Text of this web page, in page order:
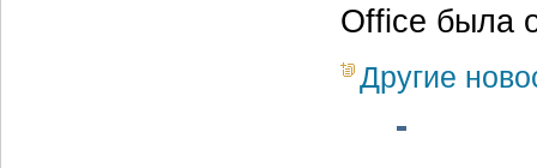
Office была
Другие